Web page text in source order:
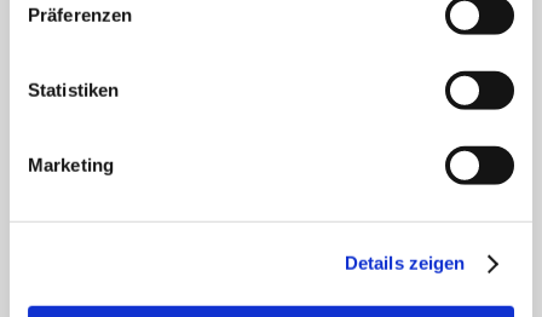
Präferenzen
Statistiken
Marketing
Details zeigen
Klinik für Innere Medizin Schützenstraße
Gefäß- und Handchirurgie